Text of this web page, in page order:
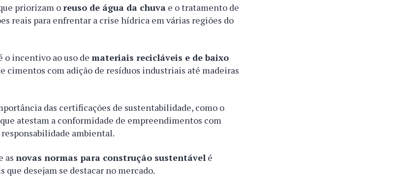
priorizam oreuso de água da chuva e o tratamento de
reais para enfrentar a crise hídrica em várias regiões do
o incentivo ao uso demateriais recicláveis e de baixo
cimentos com adição de resíduos industriais até madeiras
das certificações de sustentabilidade, como o
que atestam a conformidade de empreendimentos com
ambiental.
asnovas normas para construção sustentável é
que desejam se destacar no mercado.